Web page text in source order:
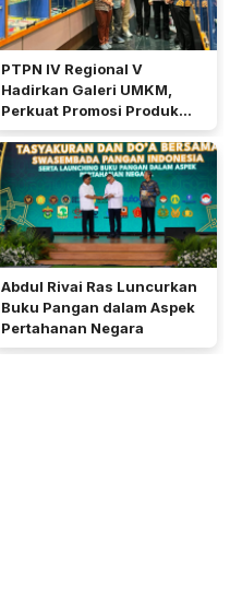
PTPN IV Regional V
Hadirkan Galeri UMKM,
Perkuat Promosi Produk
Mitra Binaan Melalui Inovasi
Digital
Abdul Rivai Ras Luncurkan
Buku Pangan dalam Aspek
Pertahanan Negara